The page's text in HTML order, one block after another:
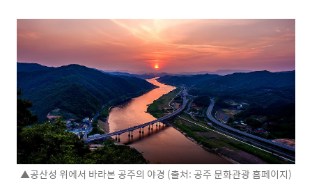
▲공산성 위에서 바라본 공주의 야경 (출처: 공주 문화관광 홈페이지)